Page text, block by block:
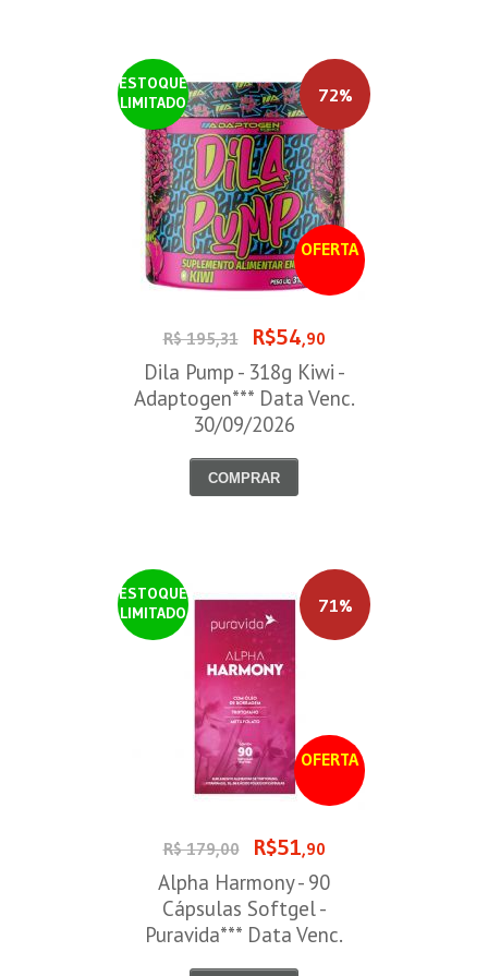
ESTOQUE
LIMITADO
OFERTA
72%
R$ 195,31 R$54,90
Dila Pump - 318g Kiwi -
Adaptogen*** Data Venc.
30/09/2026
COMPRAR
ESTOQUE
LIMITADO
OFERTA
71%
R$ 179,00 R$51,90
Alpha Harmony - 90
Cápsulas Softgel -
Puravida*** Data Venc.